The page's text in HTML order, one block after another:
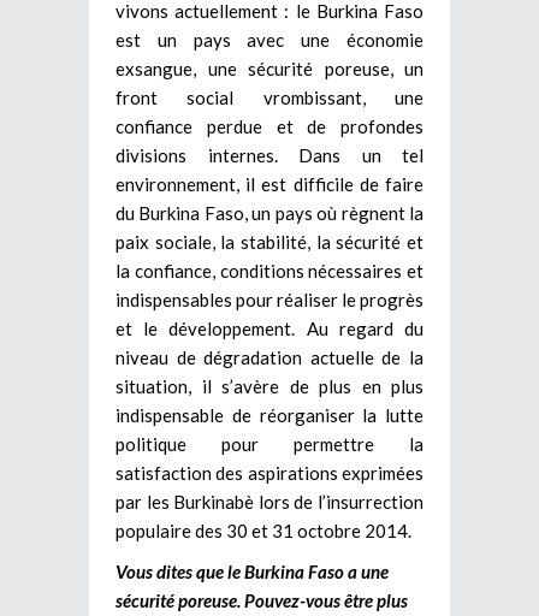
vivons actuellement : le Burkina Faso
est un pays avec une économie
exsangue, une sécurité poreuse, un
front social vrombissant, une
confiance perdue et de profondes
divisions internes. Dans un tel
environnement, il est difficile de faire
du Burkina Faso, un pays où règnent la
paix sociale, la stabilité, la sécurité et
la confiance, conditions nécessaires et
indispensables pour réaliser le progrès
et le développement. Au regard du
niveau de dégradation actuelle de la
situation, il s’avère de plus en plus
indispensable de réorganiser la lutte
politique pour permettre la
satisfaction des aspirations exprimées
par les Burkinabè lors de l’insurrection
populaire des 30 et 31 octobre 2014.
Vous dites que le Burkina Faso a une
sécurité poreuse. Pouvez-vous être plus